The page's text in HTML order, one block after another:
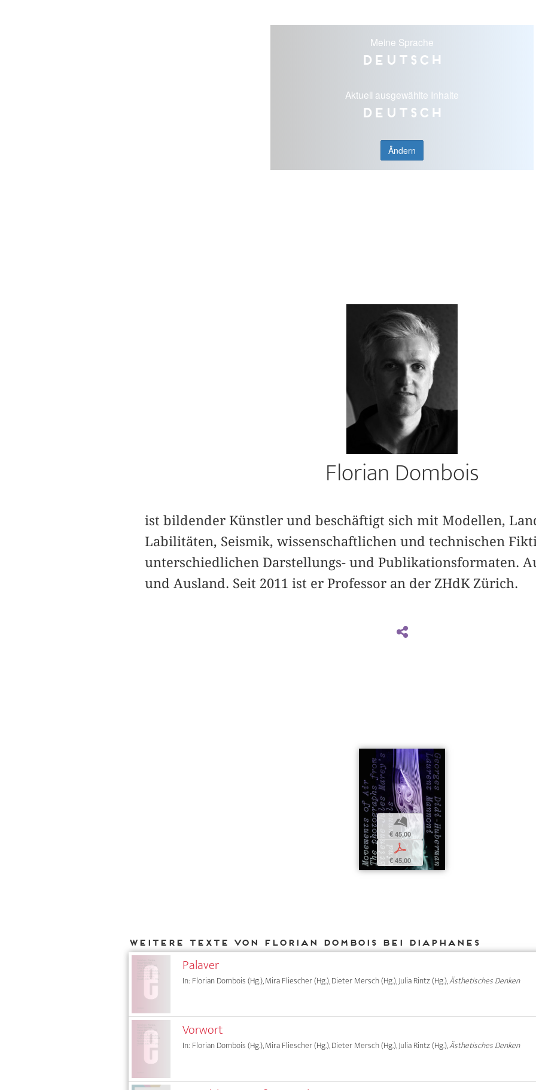
Meine Sprache
Deutsch
Aktuell ausgewählte Inhalte
Deutsch
Ändern
Florian Dombois
ist bildender Künstler und beschäftigt sich mit Modellen,
Labilitäten, Seismik, wissenschaftlichen und technischen
unterschiedlichen Darstellungs- und Publikationsformaten.
und Ausland. Seit 2011 ist er Professor an der ZHdK Zürich.
b
€ 45,00
p
€ 45,00
Weitere Texte von Florian Dombois bei DIAPHANES
Palaver
In: Florian Dombois (Hg.), Mira Fliescher (Hg.), Dieter Mersch (Hg.), Julia Rintz (Hg.),Ästhetisches Denken
Vorwort
In: Florian Dombois (Hg.), Mira Fliescher (Hg.), Dieter Mersch (Hg.), Julia Rintz (Hg.),Ästhetisches Denken